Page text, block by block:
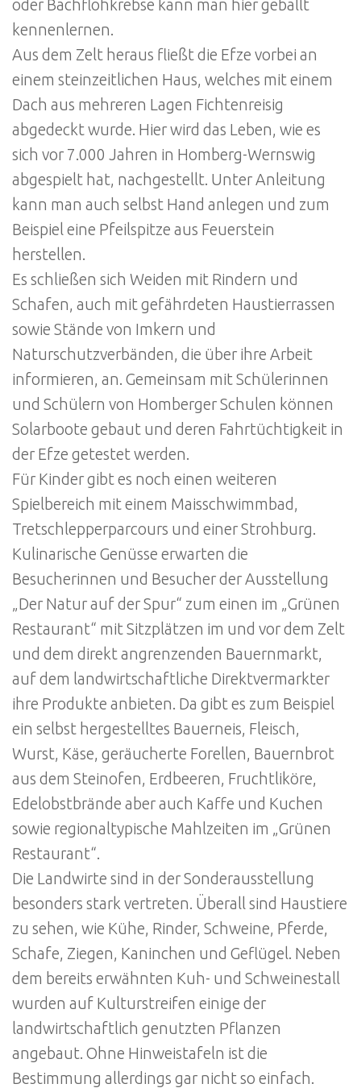
oder Bachflohkrebse kann man hier geballt
kennenlernen.
Aus dem Zelt heraus fließt die Efze vorbei an
einem steinzeitlichen Haus, welches mit einem
Dach aus mehreren Lagen Fichtenreisig
abgedeckt wurde. Hier wird das Leben, wie es
sich vor 7.000 Jahren in Homberg-Wernswig
abgespielt hat, nachgestellt. Unter Anleitung
kann man auch selbst Hand anlegen und zum
Beispiel eine Pfeilspitze aus Feuerstein
herstellen.
Es schließen sich Weiden mit Rindern und
Schafen, auch mit gefährdeten Haustierrassen
sowie Stände von Imkern und
Naturschutzverbänden, die über ihre Arbeit
informieren, an. Gemeinsam mit Schülerinnen
und Schülern von Homberger Schulen können
Solarboote gebaut und deren Fahrtüchtigkeit in
der Efze getestet werden.
Für Kinder gibt es noch einen weiteren
Spielbereich mit einem Maisschwimmbad,
Tretschlepperparcours und einer Strohburg.
Kulinarische Genüsse erwarten die
Besucherinnen und Besucher der Ausstellung
„Der Natur auf der Spur“ zum einen im „Grünen
Restaurant“ mit Sitzplätzen im und vor dem Zelt
und dem direkt angrenzenden Bauernmarkt,
auf dem landwirtschaftliche Direktvermarkter
ihre Produkte anbieten. Da gibt es zum Beispiel
ein selbst hergestelltes Bauerneis, Fleisch,
Wurst, Käse, geräucherte Forellen, Bauernbrot
aus dem Steinofen, Erdbeeren, Fruchtliköre,
Edelobstbrände aber auch Kaffe und Kuchen
sowie regionaltypische Mahlzeiten im „Grünen
Restaurant“.
Die Landwirte sind in der Sonderausstellung
besonders stark vertreten. Überall sind Haustiere
zu sehen, wie Kühe, Rinder, Schweine, Pferde,
Schafe, Ziegen, Kaninchen und Geflügel. Neben
dem bereits erwähnten Kuh- und Schweinestall
wurden auf Kulturstreifen einige der
landwirtschaftlich genutzten Pflanzen
angebaut. Ohne Hinweistafeln ist die
Bestimmung allerdings gar nicht so einfach.